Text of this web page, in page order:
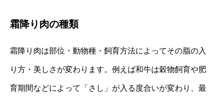
霜降り肉の種類
霜降り肉は部位・動物種・飼育方法によってその脂の入
り方・美しさが変わります。例えば和牛は穀物飼育や肥
育期間などによって「さし」が入る度合いが変わり、最